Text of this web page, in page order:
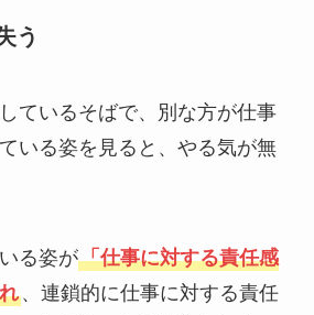
う
ているそばで、別な方が仕事
いる姿を見ると、やる気が無
る姿が「仕事に対する責任感
、連鎖的に仕事に対する責任